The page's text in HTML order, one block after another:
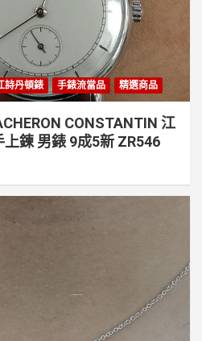
詩丹頓錶 手錶流當品 精選商品
CONSTANTIN 江
鍊 男錶 9成5新 ZR546